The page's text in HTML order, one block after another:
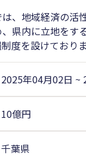
、地域経済の活
県内に立地をす
度を設けておりま
2025年04月02日 ~
10億円
千葉県